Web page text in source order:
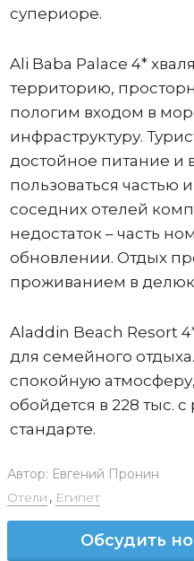
супериоре.
Ali Baba Palace 4*
территорию,
пологим входом в
инфраструктуру.
достойное питание и
пользоваться частью
соседних отелей
недостаток – часть
обновлении. Отдых
проживанием в
Aladdin Beach Resort
для семейного
спокойную
обойдется в 228 тыс.
стандарте.
Автор: Евгений Пронин
Отели , Египет
Обсудить